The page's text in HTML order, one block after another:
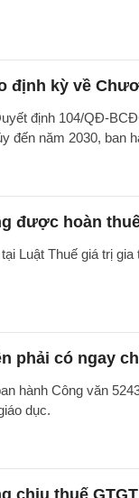
định kỳ về
định 104/QĐ-
đến năm 2030, ban
được hoàn
Luật Thuế giá trị
phải có ngay
hành Công văn
dục.
chịu thuế